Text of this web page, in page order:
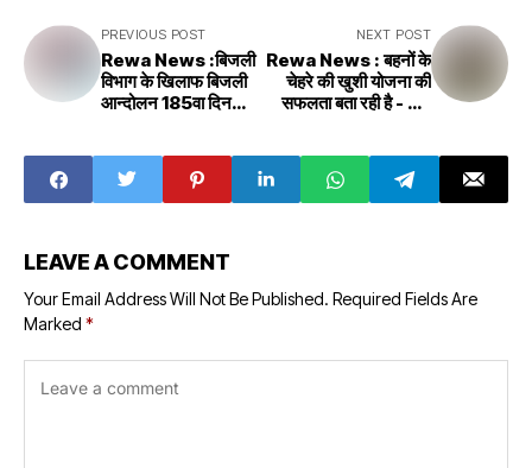
PREVIOUS POST
Rewa News :बिजली
विभाग के खिलाफ बिजली
आन्दोलन 185वा दिन
electricity
department
continues for the
NEXT POST
Rewa News : बहनों के
चेहरे की खुशी योजना की
सफलता बता रही है - रीवा
LEAVE A COMMENT
Your Email Address Will Not Be Published. Required Fields Are
Marked *